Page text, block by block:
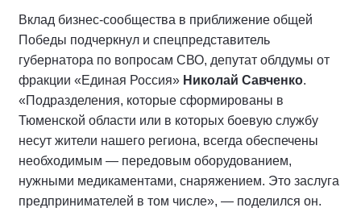
Вклад бизнес-сообщества в приближение общей
Победы подчеркнул и спецпредставитель
губернатора по вопросам СВО, депутат облдумы от
фракции «Единая Россия» Николай Савченко.
«Подразделения, которые сформированы в
Тюменской области или в которых боевую службу
несут жители нашего региона, всегда обеспечены
необходимым — передовым оборудованием,
нужными медикаментами, снаряжением. Это заслуга
предпринимателей в том числе», — поделился он.